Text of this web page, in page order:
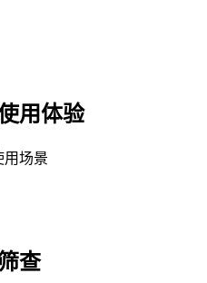
业人员查阅。
流程指南
参考要求。品牌的相关产品
验。